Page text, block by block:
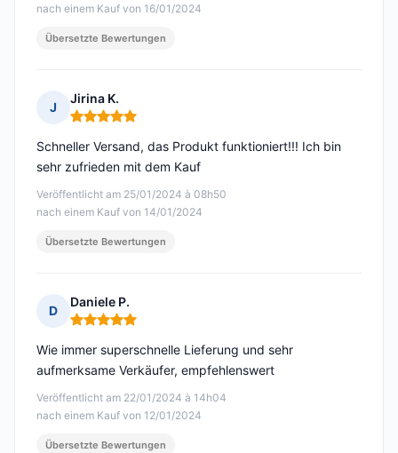
nach einem Kauf von 16/01/2024
Übersetzte Bewertungen
J
Jirina K.
Hinweis: 5 von 5
Veröffentlicht am 25/01/2024 à 08h50
nach einem Kauf von 14/01/2024
Schneller Versand, das Produkt funktioniert!!! Ich bin
sehr zufrieden mit dem Kauf
Übersetzte Bewertungen
D
Daniele P.
Hinweis: 5 von 5
Veröffentlicht am 22/01/2024 à 14h04
nach einem Kauf von 12/01/2024
Wie immer superschnelle Lieferung und sehr
aufmerksame Verkäufer, empfehlenswert
Übersetzte Bewertungen